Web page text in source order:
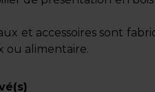
et accessoires sont
ou alimentaire.